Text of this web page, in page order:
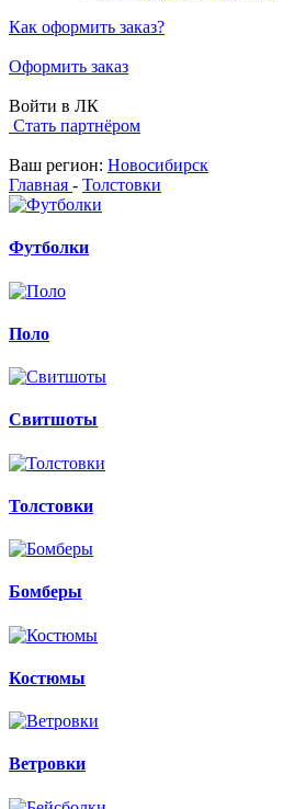
Как оформить заказ?
Оформить заказ
Войти в ЛК
Стать партнёром
Ваш регион: Новосибирск
Главная - Толстовки
Футболки
Поло
Свитшоты
Толстовки
Бомберы
Костюмы
Ветровки